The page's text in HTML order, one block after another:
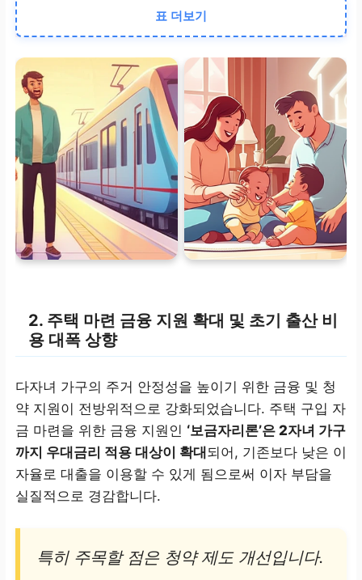
가족 전원
표 더보기
2. 주택 마련 금융 지원 확대 및 초기 출산 비
용 대폭 상향
다자녀 가구의 주거 안정성을 높이기 위한 금융 및 청
약 지원이 전방위적으로 강화되었습니다. 주택 구입 자
금 마련을 위한 금융 지원인 ‘보금자리론’은 2자녀 가구
까지 우대금리 적용 대상이 확대 되어, 기존보다 낮은 이
자율로 대출을 이용할 수 있게 됨으로써 이자 부담을
실질적으로 경감합니다.
특히 주목할 점은 청약 제도 개선입니다.